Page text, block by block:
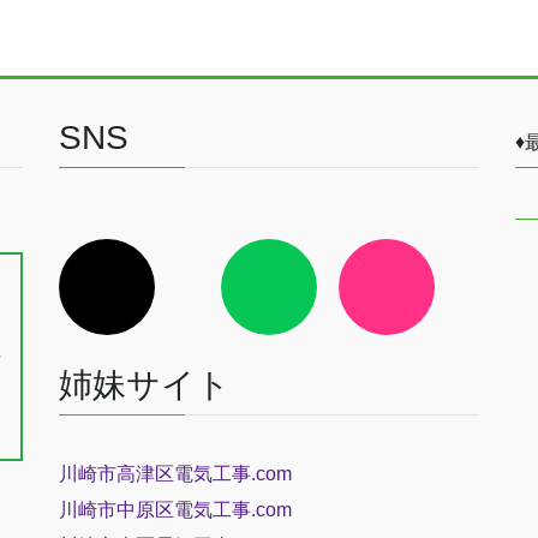
SNS
ア
イ
コ
ン
リ
ア
イ
コ
ン
リ
ア
イ
コ
ン
リ
姉妹サイト
川崎市高津区電気工事.com
川崎市中原区電気工事.com
♦